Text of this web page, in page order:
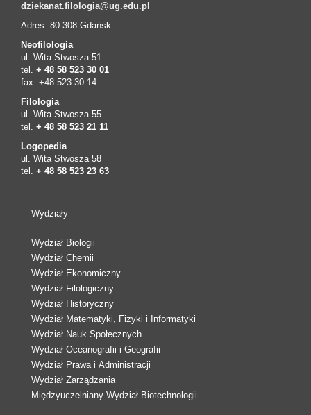
dziekanat.filologia@ug.edu.pl
Adres: 80-308 Gdańsk
Neofilologia
ul. Wita Stwosza 51
tel. + 48 58 523 30 01
fax. +48 523 30 14
Filologia
ul. Wita Stwosza 55
tel. + 48 58 523 21 11
Logopedia
ul. Wita Stwosza 58
tel. + 48 58 523 23 63
Wydziały
Wydział Biologii
Wydział Chemii
Wydział Ekonomiczny
Wydział Filologiczny
Wydział Historyczny
Wydział Matematyki, Fizyki i Informatyki
Wydział Nauk Społecznych
Wydział Oceanografii i Geografii
Wydział Prawa i Administracji
Wydział Zarządzania
Międzyuczelniany Wydział Biotechnologii